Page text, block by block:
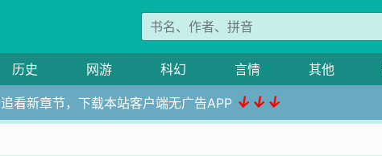
历史 网游 科幻 言情 其他
追看新章节，下载本站客户端无广告APP ↓↓↓